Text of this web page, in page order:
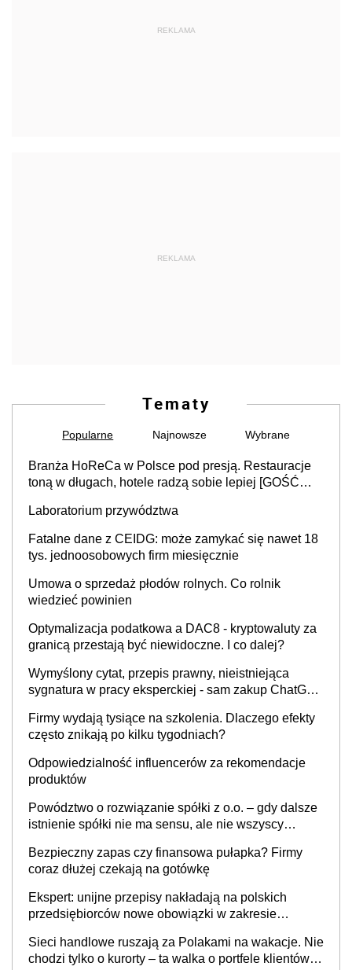
REKLAMA
REKLAMA
Tematy
Popularne Najnowsze Wybrane
Branża HoReCa w Polsce pod presją. Restauracje
toną w długach, hotele radzą sobie lepiej [GOŚĆ
Laboratorium przywództwa
Fatalne dane z CEIDG: może zamykać się nawet 18
tys. jednoosobowych firm miesięcznie
Umowa o sprzedaż płodów rolnych. Co rolnik
wiedzieć powinien
Optymalizacja podatkowa a DAC8 - kryptowaluty za
granicą przestają być niewidoczne. I co dalej?
Wymyślony cytat, przepis prawny, nieistniejąca
sygnatura w pracy eksperckiej - sam zakup ChatGPT
Firmy wydają tysiące na szkolenia. Dlaczego efekty
często znikają po kilku tygodniach?
Odpowiedzialność influencerów za rekomendacje
produktów
Powództwo o rozwiązanie spółki z o.o. – gdy dalsze
istnienie spółki nie ma sensu, ale nie wszyscy
Bezpieczny zapas czy finansowa pułapka? Firmy
coraz dłużej czekają na gotówkę
Ekspert: unijne przepisy nakładają na polskich
przedsiębiorców nowe obowiązki w zakresie
Sieci handlowe ruszają za Polakami na wakacje. Nie
chodzi tylko o kurorty – ta walka o portfele klientów